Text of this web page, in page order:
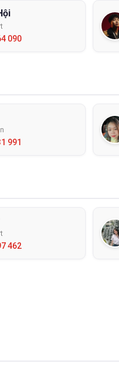
chất có thể được làm từ các
giảm sự thoải mái khi cầm
090
991
462